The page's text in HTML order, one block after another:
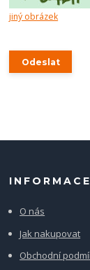
jiný obrázek
O nás
Jak nakupovat
Obchodní